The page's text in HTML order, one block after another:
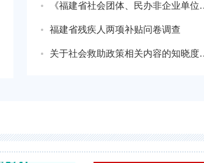
《福建省社会团体、民办非企业单位年度检查实施细则》问卷调查
福建省残疾人两项补贴问卷调查
关于社会救助政策相关内容的知晓度问卷调查